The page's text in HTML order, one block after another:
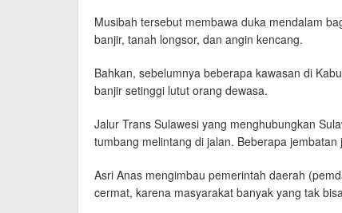
Musibah tersebut membawa duka mendalam
banjir, tanah longsor, dan angin kencang.
Bahkan, sebelumnya beberapa kawasan di
banjir setinggi lutut orang dewasa.
Jalur Trans Sulawesi yang menghubungkan
tumbang melintang di jalan. Beberapa
Asri Anas mengimbau pemerintah daerah
cermat, karena masyarakat banyak yang tak